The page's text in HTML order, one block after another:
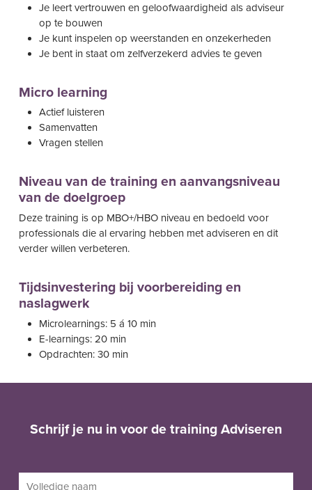
Je leert vertrouwen en geloofwaardigheid als adviseur
op te bouwen
Je kunt inspelen op weerstanden en onzekerheden
Je bent in staat om zelfverzekerd advies te geven
Micro learning
Actief luisteren
Samenvatten
Vragen stellen
Niveau van de training en aanvangsniveau
van de doelgroep
Deze training is op MBO+/HBO niveau en bedoeld voor
professionals die al ervaring hebben met adviseren en dit
verder willen verbeteren.
Tijdsinvestering bij voorbereiding en
naslagwerk
Microlearnings: 5 á 10 min
E-learnings: 20 min
Opdrachten: 30 min
Schrijf je nu in voor de training Adviseren